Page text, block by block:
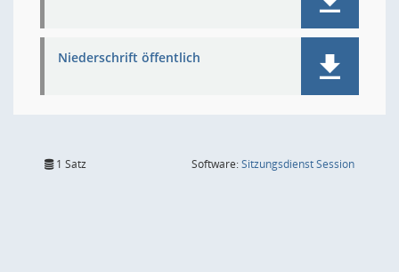
Niederschrift öffentlich
1 Satz Software:SitzungsdienstSession(Wird in